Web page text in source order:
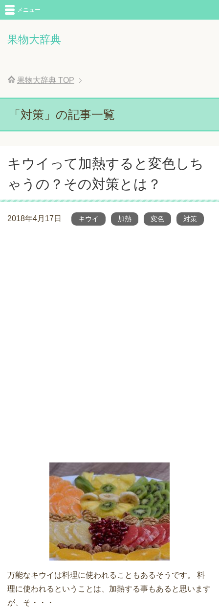
果物大辞典
メニュー
果物大辞典 TOP
「対策」の記事一覧
キウイって加熱すると変色しち
ゃうの？その対策とは？
2018年4月17日 キウイ 加熱 変色 対策
万能なキウイは料理に使われることもあるそうです。 料
理に使われるということは、加熱する事もあると思います
が、そ・・・